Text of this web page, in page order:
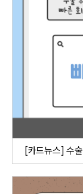
[카드뉴스] 수